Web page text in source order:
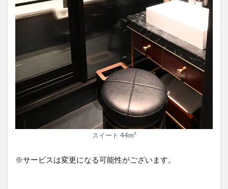
スイート 44m²
※サービスは変更になる可能性がございます。